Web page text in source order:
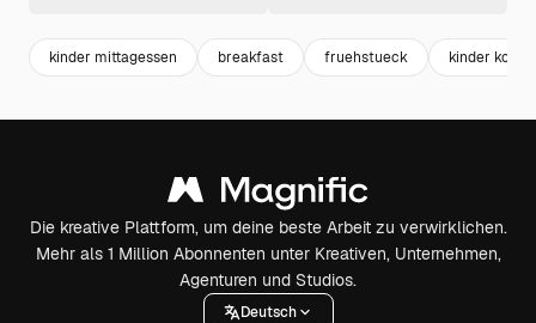
kinder mittagessen breakfast fruehstueck kinder
Die kreative Plattform, um deine beste Arbeit zu verwirklichen.
Mehr als 1 Million Abonnenten unter Kreativen, Unternehmen,
Agenturen und Studios.
Deutsch